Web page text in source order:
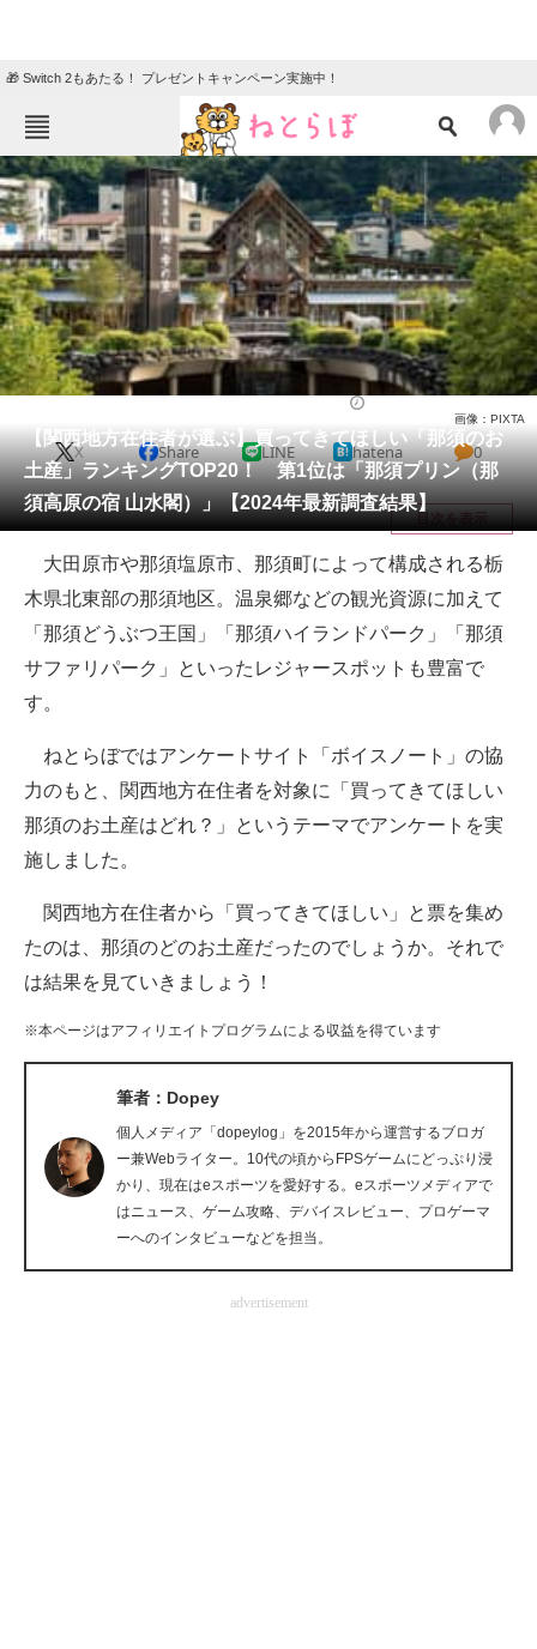
🎁 Switch 2もあたる！ プレゼントキャンペーン実施中！
ねとらぼメニュー
TOP ニュース
エンタメ クイズ
グルメ 地域
住まい 教育・育児
動物
会員記事
メディア
注目記事を集めた総合ページ
ITの今と未来を見通す
スマホと通信の最新トレンド
ビジネスと働き方のヒント
経営リーダーのコミュニティ
企業向けIT製品の総合サイト
IT製品の技術・比較・事例
製造業のIT導入・活用を支援
エレクトロニクス専門サイト
【関西地方在住者が選ぶ】買ってきてほしい「那須のお
土産」ランキングTOP20！ 第1位は「那須プリン（那
須高原の宿 山水閣）」【2024年最新調査結果】
画像：PIXTA
X Share LINE hatena 0
目次を表示
大田原市や那須塩原市、那須町によって構成される栃
木県北東部の那須地区。温泉郷などの観光資源に加えて
「那須どうぶつ王国」「那須ハイランドパーク」「那須
サファリパーク」といったレジャースポットも豊富で
す。
ねとらぼではアンケートサイト「ボイスノート」の協
力のもと、関西地方在住者を対象に「買ってきてほしい
那須のお土産はどれ？」というテーマでアンケートを実
施しました。
関西地方在住者から「買ってきてほしい」と票を集め
たのは、那須のどのお土産だったのでしょうか。それで
は結果を見ていきましょう！
※本ページはアフィリエイトプログラムによる収益を得ています
筆者：Dopey
個人メディア「dopeylog」を2015年から運営するブロガ
ー兼Webライター。10代の頃からFPSゲームにどっぷり浸
かり、現在はeスポーツを愛好する。eスポーツメディアで
はニュース、ゲーム攻略、デバイスレビュー、プロゲーマ
ーへのインタビューなどを担当。
advertisement